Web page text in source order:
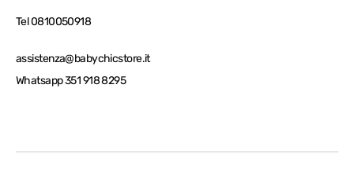
Tel 0810050918
assistenza@babychicstore.it
Whatsapp 351 918 8295